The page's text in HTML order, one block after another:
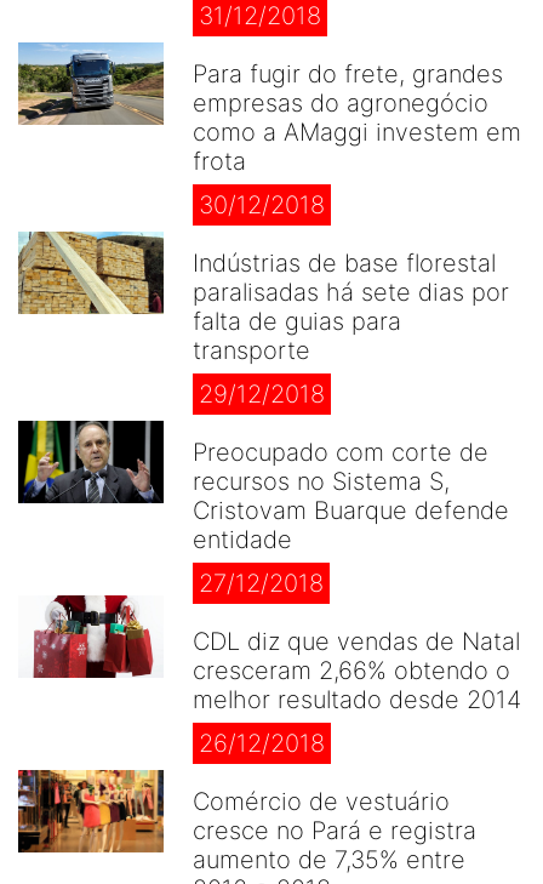
31/12/2018
Para fugir do frete, grandes
empresas do agronegócio
como a AMaggi investem em
frota
30/12/2018
Indústrias de base florestal
paralisadas há sete dias por
falta de guias para
transporte
29/12/2018
Preocupado com corte de
recursos no Sistema S,
Cristovam Buarque defende
entidade
27/12/2018
CDL diz que vendas de Natal
cresceram 2,66% obtendo o
melhor resultado desde 2014
26/12/2018
Comércio de vestuário
cresce no Pará e registra
aumento de 7,35% entre